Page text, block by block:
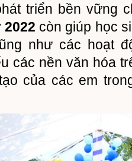
triển bền vững
còn giúp học
như các hoạt
các nền văn hóa
của các em